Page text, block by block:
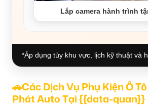
Lắp camera hành trình
*Áp dụng tùy khu vực, lịch kỹ thuật và
🚗Các Dịch Vụ Phụ Kiện Ô
Phát Auto Tại {{data-quan}}